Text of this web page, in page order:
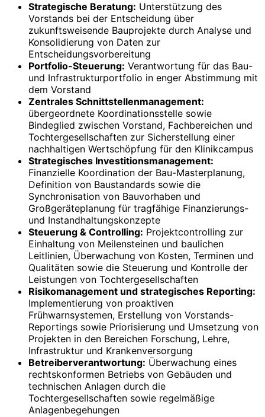
Strategische Beratung: Unterstützung des
Vorstands bei der Entscheidung über
zukunftsweisende Bauprojekte durch Analyse und
Konsolidierung von Daten zur
Entscheidungsvorbereitung
Portfolio-Steuerung: Verantwortung für das Bau-
und Infrastrukturportfolio in enger Abstimmung mit
dem Vorstand
Zentrales Schnittstellenmanagement:
übergeordnete Koordinationsstelle sowie
Bindeglied zwischen Vorstand, Fachbereichen und
Tochtergesellschaften zur Sicherstellung einer
nachhaltigen Wertschöpfung für den Klinikcampus
Strategisches Investitionsmanagement:
Finanzielle Koordination der Bau-Masterplanung,
Definition von Baustandards sowie die
Synchronisation von Bauvorhaben und
Großgeräteplanung für tragfähige Finanzierungs-
und Instand­hal­tungs­konzepte
Steuerung & Controlling: Projektcontrolling zur
Einhaltung von Meilensteinen und baulichen
Leitlinien, Überwachung von Kosten, Terminen und
Qualitäten sowie die Steuerung und Kontrolle der
Leistungen von Tochtergesellschaften
Risikomanagement und strategisches Reporting:
Implementierung von proaktiven
Frühwarnsystemen, Erstellung von Vorstands-
Reportings sowie Priorisierung und Umsetzung von
Projekten in den Bereichen Forschung, Lehre,
Infrastruktur und Krankenversorgung
Betreiberverantwortung: Überwachung eines
rechtskonformen Betriebs von Gebäuden und
technischen Anlagen durch die
Tochtergesellschaften sowie regelmäßige
Anlagenbegehungen